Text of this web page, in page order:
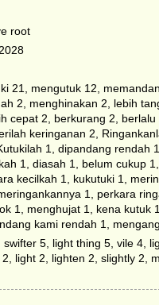
root
21, mengutuk 12,
2, menghinakan 2, lebih
cepat 2, berkurang 2, berlalu
keringanan 2,
1, dipandang rendah
1, diasah 1, belum cukup 1,
kecilkah 1, kukutuki 1,
1, perkara
1, menghujat 1, kena kutuk
kami rendah 1,
swifter 5, light thing 5, vile 4,
light 2, lighten 2, slightly 2,